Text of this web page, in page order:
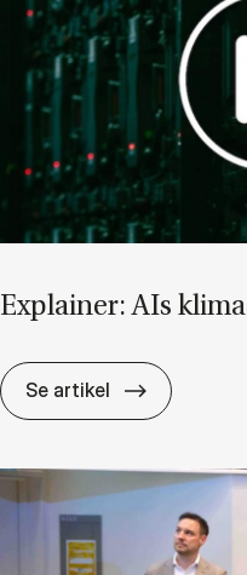
Ex­plai­ner: AIs
Se artikel Ex­plai­ner: